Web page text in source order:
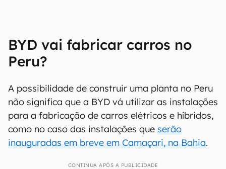
BYD vai fabricar carros no
Peru?
A possibilidade de construir uma planta no Peru
não significa que a BYD vá utilizar as instalações
para a fabricação de carros elétricos e híbridos,
como no caso das instalações que serão
inauguradas em breve em Camaçari, na Bahia.
CONTINUA APÓS A PUBLICIDADE